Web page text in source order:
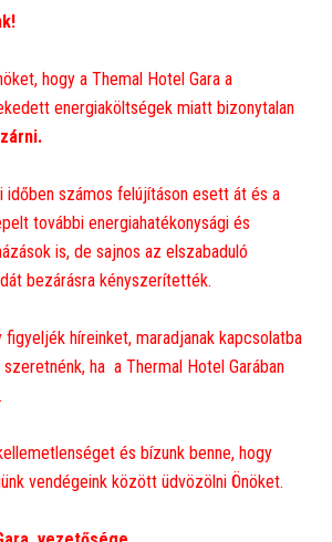
hogy a Themal Hotel Gara a
energiaköltségek miatt bizonytalan
időben számos felújításon esett át és a
további energiahatékonysági és
is, de sajnos az elszabaduló
bezárásra kényszerítették.
figyeljék híreinket, maradjanak kapcsolatba
ha a Thermal Hotel Garában
és bízunk benne, hogy
vendégeink között üdvözölni Önöket.